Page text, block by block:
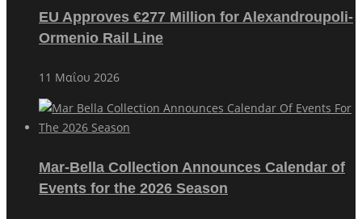
EU Approves €277 Million for Alexandroupoli-
Ormenio Rail Line
11 Μαΐου 2026
Mar-Bella Collection Announces Calendar of
Events for the 2026 Season